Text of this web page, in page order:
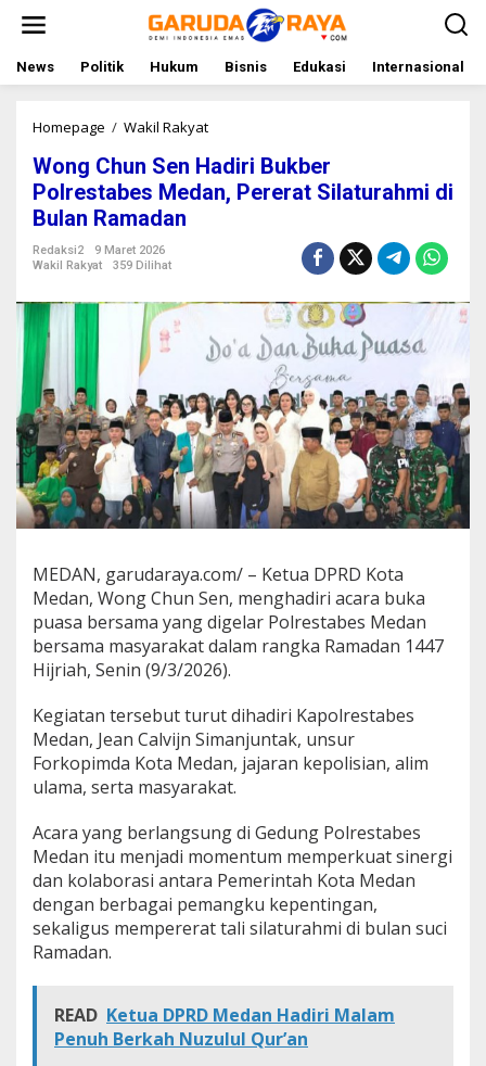
t
News Politik Hukum Bisnis Edukasi Internasional
Homepage / Wakil Rakyat
n
g
C
e
H
a
i
r
i
B
u
k
b
P
o
l
r
e
s
a
b
e
s
M
d
a
n
,
P
e
a
t
S
Wong Chun Sen Hadiri Bukber
Polrestabes Medan, Pererat Silaturahmi di
Bulan Ramadan
Redaksi2
9 Maret 2026
Wakil Rakyat
359 Dilihat
MEDAN, garudaraya.com/ – Ketua DPRD Kota
Medan, Wong Chun Sen, menghadiri acara buka
puasa bersama yang digelar Polrestabes Medan
bersama masyarakat dalam rangka Ramadan 1447
Hijriah, Senin (9/3/2026).
Kegiatan tersebut turut dihadiri Kapolrestabes
Medan, Jean Calvijn Simanjuntak, unsur
Forkopimda Kota Medan, jajaran kepolisian, alim
ulama, serta masyarakat.
Acara yang berlangsung di Gedung Polrestabes
Medan itu menjadi momentum memperkuat sinergi
dan kolaborasi antara Pemerintah Kota Medan
dengan berbagai pemangku kepentingan,
sekaligus mempererat tali silaturahmi di bulan suci
Ramadan.
READ Ketua DPRD Medan Hadiri Malam
Penuh Berkah Nuzulul Qur’an